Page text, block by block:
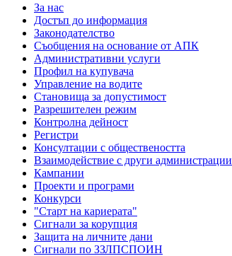
За нас
Достъп до информация
Законодателство
Съобщения на основание от АПК
Административни услуги
Профил на купувача
Управление на водите
Становища за допустимост
Разрешителен режим
Контролна дейност
Регистри
Консултации с обществеността
Взаимодействие с други администрации
Кампании
Проекти и програми
Конкурси
"Старт на кариерата"
Сигнали за корупция
Защита на личните дани
Сигнали по ЗЗЛПСПОИН